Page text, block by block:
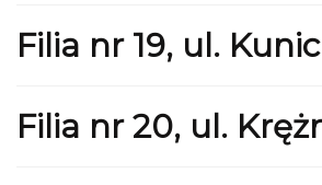
Filia nr 19, ul.
Filia nr 20, ul.